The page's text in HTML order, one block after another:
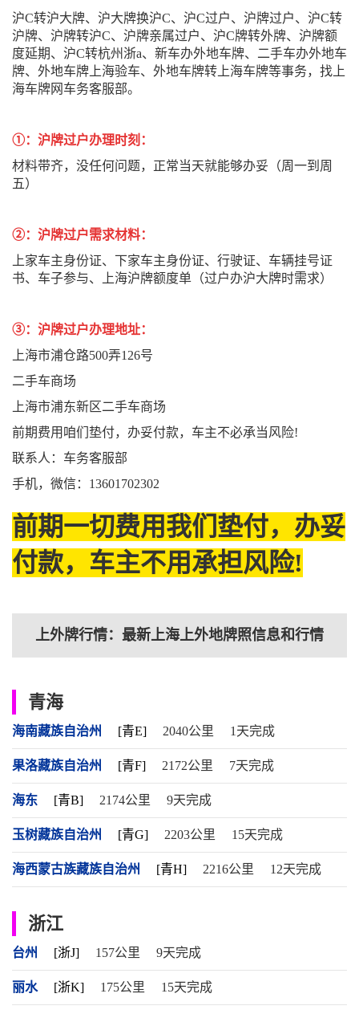
沪C转沪大牌、沪大牌换沪C、沪C过户、沪牌过户、沪C转
沪牌、沪牌转沪C、沪牌亲属过户、沪C牌转外牌、沪牌额
度延期、沪C转杭州浙a、新车办外地车牌、二手车办外地车
牌、外地车牌上海验车、外地车牌转上海车牌等事务，找上
海车牌网车务客服部。
①：沪牌过户办理时刻：
材料带齐，没任何问题，正常当天就能够办妥（周一到周
五）
②：沪牌过户需求材料：
上家车主身份证、下家车主身份证、行驶证、车辆挂号证
书、车子参与、上海沪牌额度单（过户办沪大牌时需求）
③：沪牌过户办理地址：
上海市浦仓路500弄126号
二手车商场
上海市浦东新区二手车商场
前期费用咱们垫付，办妥付款，车主不必承当风险!
联系人：车务客服部
手机，微信：13601702302
前期一切费用我们垫付，办妥
付款，车主不用承担风险!
上外牌行情：最新上海上外地牌照信息和行情
青海
海南藏族自治州 [青E] 2040公里 1天完成
果洛藏族自治州 [青F] 2172公里 7天完成
海东 [青B] 2174公里 9天完成
玉树藏族自治州 [青G] 2203公里 15天完成
海西蒙古族藏族自治州 [青H] 2216公里 12天完成
浙江
台州 [浙J] 157公里 9天完成
丽水 [浙K] 175公里 15天完成